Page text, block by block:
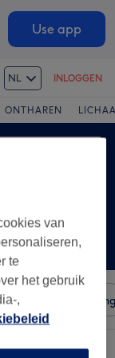
Use app
NL INLOGGEN
ONTHAREN
van
te
het gebruik
,